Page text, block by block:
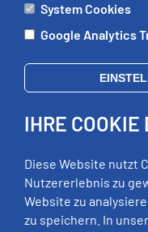
ÄMTER
Di:
09:00 -
Mi:
Fr:
09:00 -
RECHTLICHES
System Cookies
Google Analytics
IHRE
Diese Website nutzt
Nutzererlebnis zu
Website zu
zu speichern. In